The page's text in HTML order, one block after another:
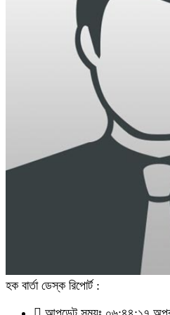
হক বার্তা ডেস্ক রিপোর্ট :